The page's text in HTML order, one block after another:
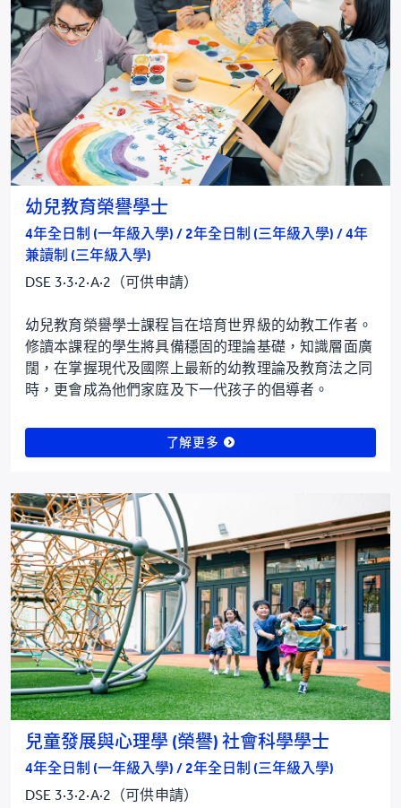
幼兒教育榮譽學士
4年全日制 (一年級入學) / 2年全日制 (三年級入學) / 4年
兼讀制 (三年級入學)
DSE 3·3·2·A·2（可供申請）
幼兒教育榮譽學士課程旨在培育世界級的幼教工作者。
修讀本課程的學生將具備穩固的理論基礎，知識層面廣
闊，在掌握現代及國際上最新的幼教理論及教育法之同
時，更會成為他們家庭及下一代孩子的倡導者。
了解更多
兒童發展與心理學 (榮譽) 社會科學學士
4年全日制 (一年級入學) / 2年全日制 (三年級入學)
DSE 3·3·2·A·2（可供申請）